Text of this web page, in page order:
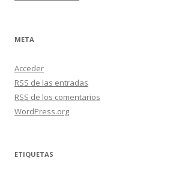
META
Acceder
RSS de las entradas
RSS de los comentarios
WordPress.org
ETIQUETAS